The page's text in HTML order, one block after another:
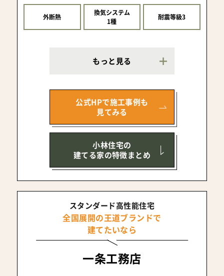
スタンダード高性能住宅
全国展開の王道ブランドで
建てたいなら
一条工務店
外断熱
換気システム
1種
耐震等級3
もっと見る
公式HPで施工事例も
見てみる
小林住宅の
建てる家の特徴まとめ